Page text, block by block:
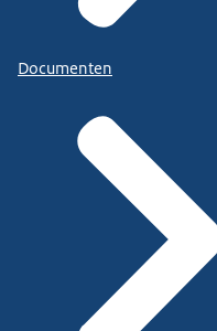
Documenten